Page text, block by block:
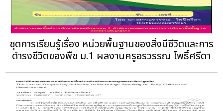
ชุดการเรียนรู้เรื่อง หน่วยพื้นฐานของสิ่งมีชีวิตและการ
ดำรงชีวิตของพืช ม.1 ผลงานครูอรวรรณ โพธิ์ศรีดา